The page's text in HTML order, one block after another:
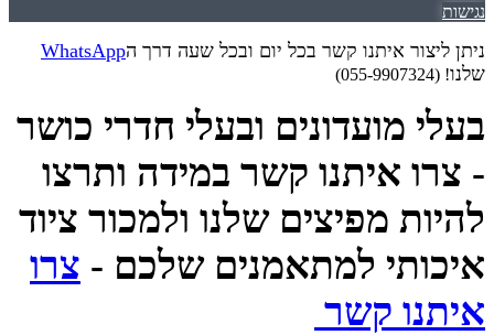
נגישות
ניתן ליצור איתנו קשר בכל יום ובכל שעה דרך הWhatsApp
שלנו! (055-9907324)
בעלי מועדונים ובעלי חדרי כושר
- צרו איתנו קשר במידה ותרצו
להיות מפיצים שלנו ולמכור ציוד
איכותי למתאמנים שלכם - צרו
איתנו קשר